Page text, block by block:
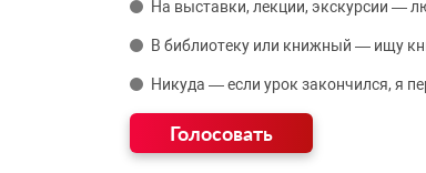
На выставки, лекции, экскурсии —
В библиотеку или книжный — ищу
Никуда — если урок закончился, я